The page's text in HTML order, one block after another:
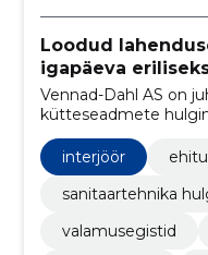
Loodud
igapäeva
Vennad-Dahl AS on
kütteseadmete
tootevalikus on kõik
erakliendi kui ka
interjöör
sanitaartehnika
valamusegistid